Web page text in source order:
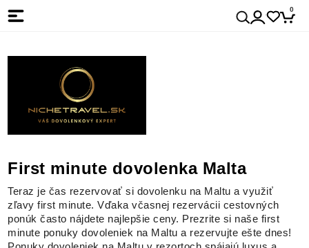
0
First minute dovolenka Malta
Teraz je čas rezervovať si dovolenku na Maltu a využiť
zľavy first minute. Vďaka včasnej rezervácii cestovných
ponúk často nájdete najlepšie ceny. Prezrite si naše first
minute ponuky dovoleniek na Maltu a rezervujte ešte dnes!